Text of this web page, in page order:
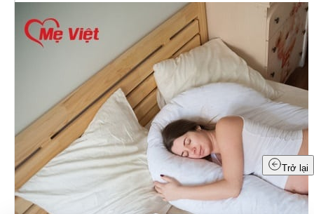
Trở lại